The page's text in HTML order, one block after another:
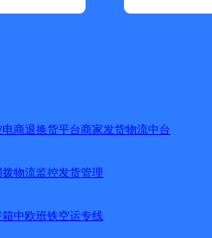
电商退换货平台商家发货物流中台
拨物流监控发货管理
中欧班铁空运专线
哈尼族彝族自治州-绿春县
乡人民政府驻地